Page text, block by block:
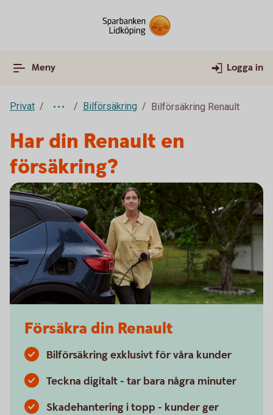
Meny Logga in
Privat Bilförsäkring Bilförsäkring Renault
Har din Renault en
försäkring?
Försäkra din Renault
Bilförsäkring exklusivt för våra kunder
Teckna digitalt - tar bara några minuter
Skadehantering i topp - kunder ger